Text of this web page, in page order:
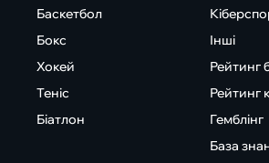
Баскетбол
Бокс
Хокей
Теніс
Біатлон
Інші
Рейтинг
Рейтинг
Гемблінг
База